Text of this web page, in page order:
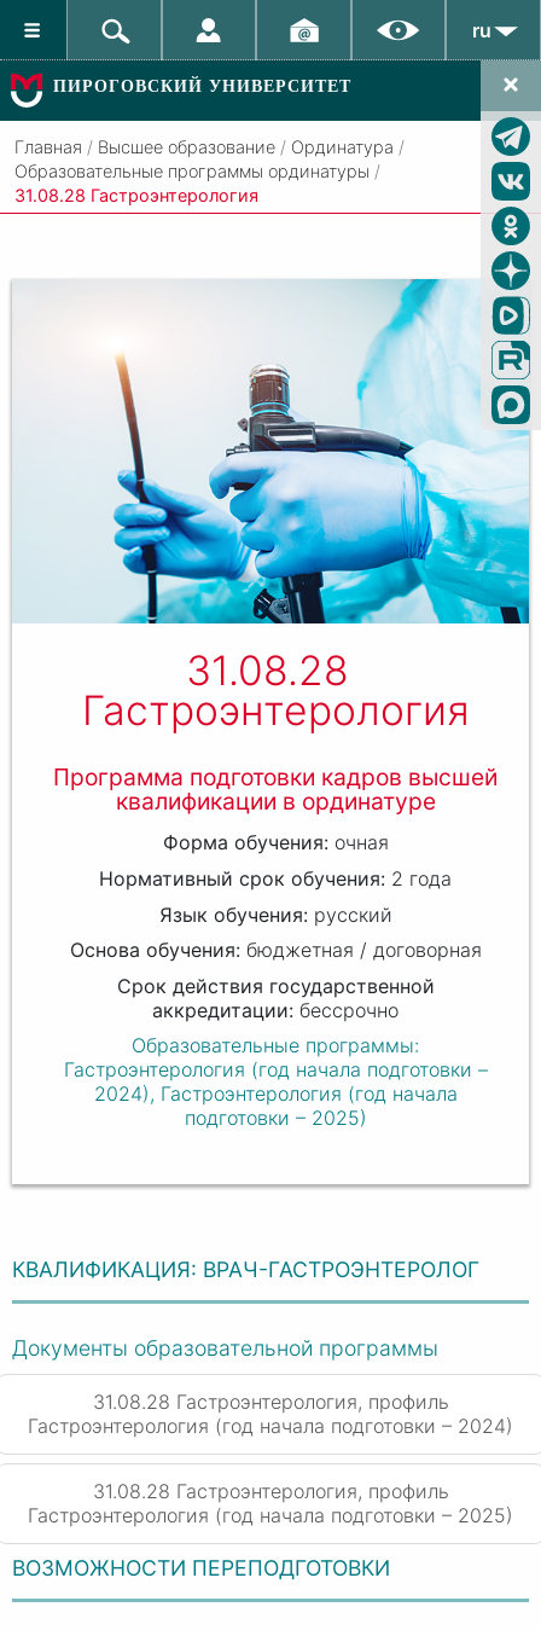
ru
ПИРОГОВСКИЙ УНИВЕРСИТЕТ
Главная / Высшее образование / Ординатура /
Образовательные программы ординатуры /
31.08.28 Гастроэнтерология
31.08.28
Гастроэнтерология
Программа подготовки кадров высшей
квалификации в ординатуре
очная
2 года
русский
бюджетная / договорная
бессрочно
Образовательные программы:
Гастроэнтерология (год начала подготовки –
2024), Гастроэнтерология (год начала
подготовки – 2025)
КВАЛИФИКАЦИЯ: ВРАЧ-ГАСТРОЭНТЕРОЛОГ
Документы образовательной программы
31.08.28 Гастроэнтерология, профиль
Гастроэнтерология (год начала подготовки – 2024)
31.08.28 Гастроэнтерология, профиль
Гастроэнтерология (год начала подготовки – 2025)
ВОЗМОЖНОСТИ ПЕРЕПОДГОТОВКИ